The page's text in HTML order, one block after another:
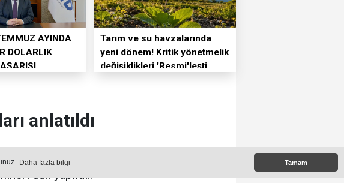
Daha fazla bilgi Tamam
AYINDA
DOLARLIK
Tarım ve su havzalarında
yeni dönem! Kritik yönetmelik
değişiklikleri 'Resmi'leşti
anlatıldı
olarak düzenlenen “MHK kararları ve
dün yapıldı..